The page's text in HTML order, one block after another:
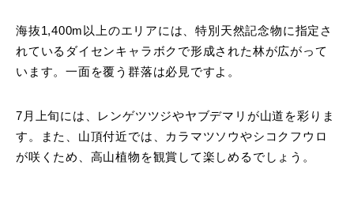
海抜1,400m以上のエリアには、特別天然記念物に指定さ
れているダイセンキャラボクで形成された林が広がって
います。一面を覆う群落は必見ですよ。
7月上旬には、レンゲツツジやヤブデマリが山道を彩りま
す。また、山頂付近では、カラマツソウやシコクフウロ
が咲くため、高山植物を観賞して楽しめるでしょう。